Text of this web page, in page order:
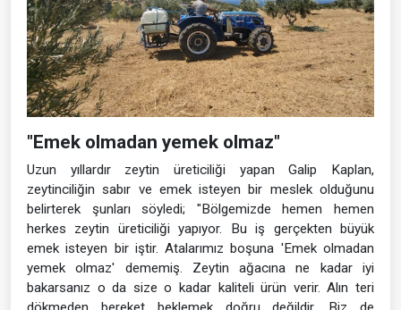
"Emek olmadan yemek olmaz"
Uzun yıllardır zeytin üreticiliği yapan Galip Kaplan,
zeytinciliğin sabır ve emek isteyen bir meslek olduğunu
belirterek şunları söyledi; "Bölgemizde hemen hemen
herkes zeytin üreticiliği yapıyor. Bu iş gerçekten büyük
emek isteyen bir iştir. Atalarımız boşuna 'Emek olmadan
yemek olmaz' dememiş. Zeytin ağacına ne kadar iyi
bakarsanız o da size o kadar kaliteli ürün verir. Alın teri